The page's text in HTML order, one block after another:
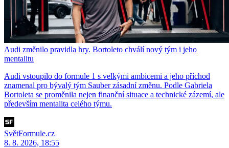
Audi změnilo pravidla hry. Bortoleto chválí nový tým i jeho
mentalitu
Audi vstoupilo do formule 1 s velkými ambicemi a jeho příchod
znamenal pro bývalý tým Sauber zásadní změnu. Podle Gabriela
Bortoleta se proměnila nejen finanční situace a technické zázemí, ale
především mentalita celého týmu.
SvětFormule.cz
8. 8. 2026, 18:55